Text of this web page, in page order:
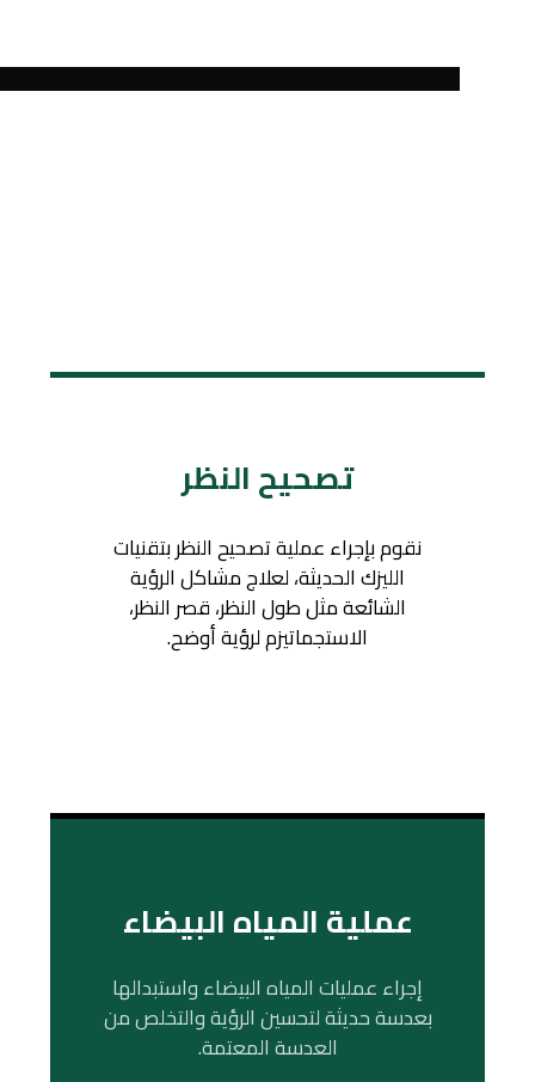
تصحيح النظر
نقوم بإجراء عملية تصحيح النظر بتقنيات
الليزك الحديثة، لعلاج مشاكل الرؤية
الشائعة مثل طول النظر، قصر النظر،
الاستجماتيزم لرؤية أوضح.
عملية المياه البيضاء
إجراء عمليات المياه البيضاء واستبدالها
بعدسة حديثة لتحسين الرؤية والتخلص من
العدسة المعتمة.